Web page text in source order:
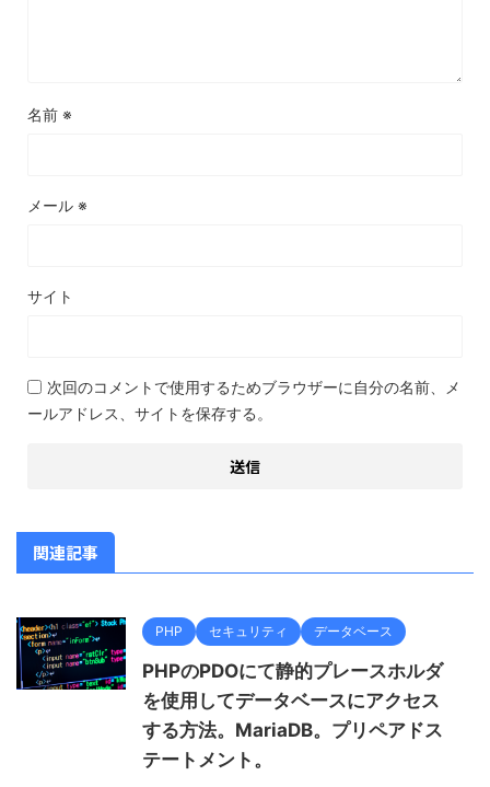
名前 ※
メール ※
サイト
次回のコメントで使用するためブラウザーに自分の名前、メ
ールアドレス、サイトを保存する。
関連記事
PHP セキュリティ データベース
PHPのPDOにて静的プレースホルダ
を使用してデータベースにアクセス
する方法。MariaDB。プリペアドス
テートメント。